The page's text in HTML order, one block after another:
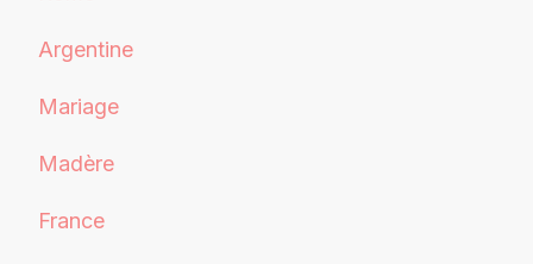
Argentine
Mariage
Madère
France